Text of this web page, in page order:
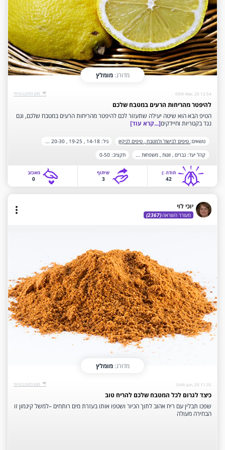
מדורג:מומלץ
09th Mar, 20 12:54 ‫סמן כתוכן בעייתי‬
להיפטר מהריחות הרעים במטבח שלכם
הטיפ הבא הוא שיטה יעילה שתעזור לכם להיפטר מהריחות הרעים במטבח שלכם, וגם
נגד בקטריות וחיידקים[...קרא עוד]
נושאים:טיפים לבישול ולמטבח , טיפים לניקיון גיל: 14-18 ,
19-25 ,
20-30
...
‫קהל יעד‬:גברים , זוגות , משפחות ... ‫תקציב‬: 0-50
42
תודה‫ :)‬
3
שיתוף
0
‫מאכזב‬
יוכי לוי
מעורר השראה(2367)
more_vert
מדורג:מומלץ
04th Jun, 20 11:35 ‫סמן כתוכן בעייתי‬
כיצד לגרום לכל המטבח שלכם להריח טוב
שפכו תבלין עם ריח אהוב לתוך הכיור ושטפו אותו בעזרת מים רותחים –למשל קינמון זו
הבחירה מעולה